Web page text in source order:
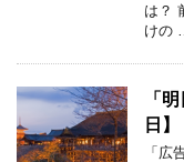
は？
けの …
「
日】
「